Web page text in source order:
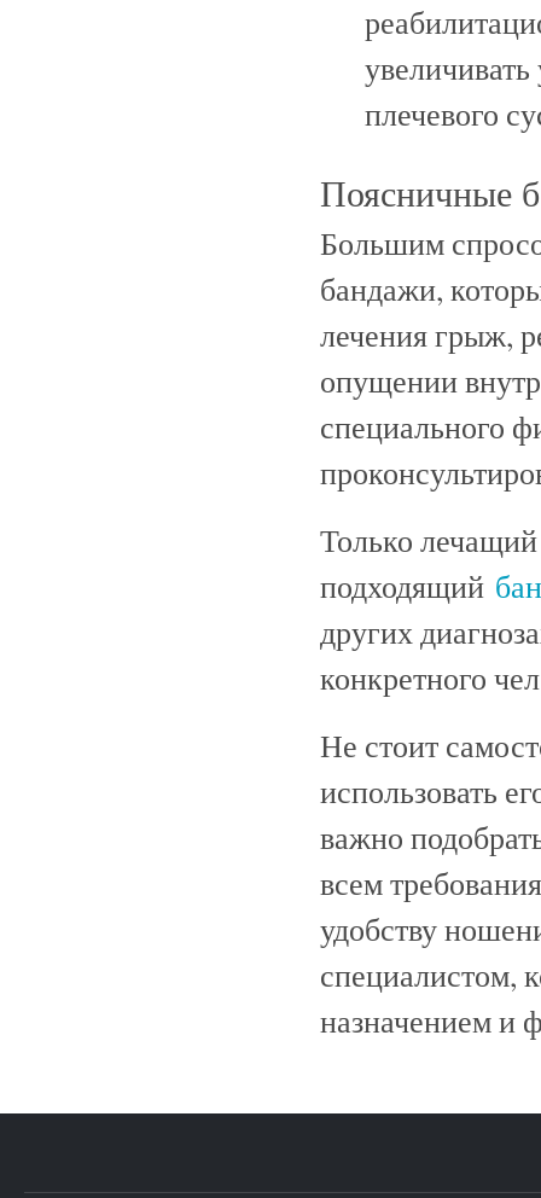
плечевого
Поясничные
Большим
бандажи,
лечения грыж,
опущении
специального
Только
подходящий
других
конкретного
Не стоит
использовать
важно
всем
удобству
специалистом,
назначением и